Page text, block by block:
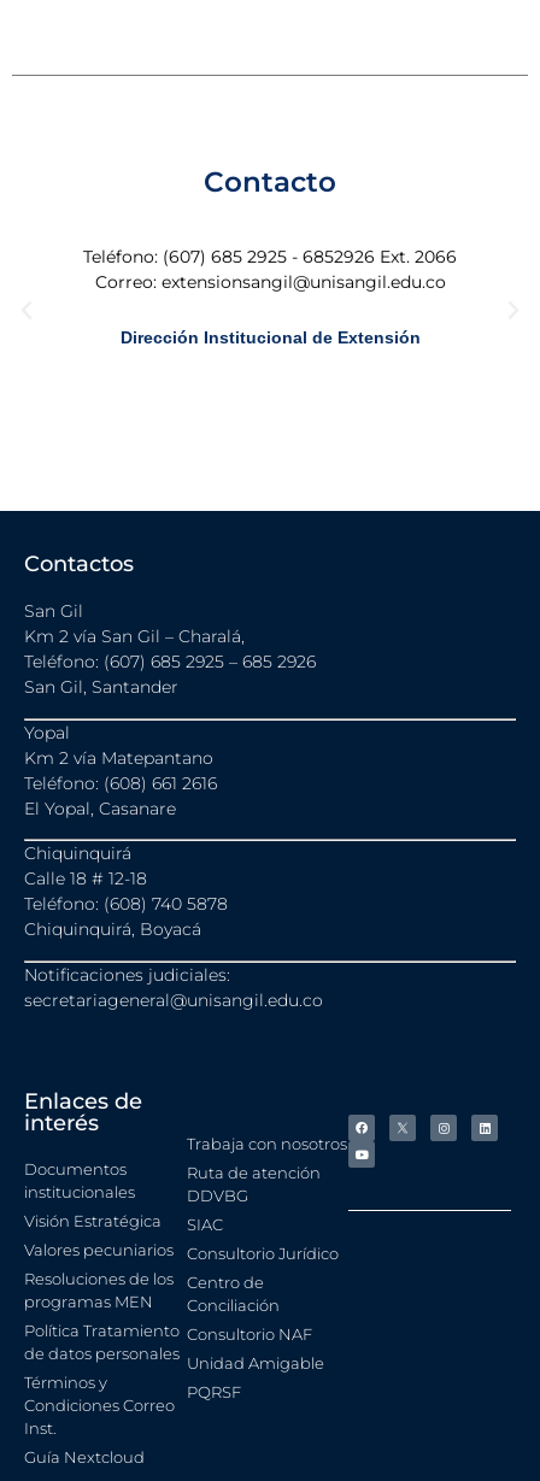
Contacto
Teléfono: (607) 685 2925 - 6852926 Ext. 2066
Correo: extensionsangil@unisangil.edu.co
Dirección Institucional de Extensión
Contactos
San Gil
Km 2 vía San Gil – Charalá,
Teléfono: (607) 685 2925 – 685 2926
San Gil, Santander
Yopal
Km 2 vía Matepantano
Teléfono: (608) 661 2616
El Yopal, Casanare
Chiquinquirá
Calle 18 # 12-18
Teléfono: (608) 740 5878
Chiquinquirá, Boyacá
Notificaciones judiciales:
secretariageneral@unisangil.edu.co
Enlaces de
interés
Documentos
institucionales
Visión Estratégica
Valores pecuniarios
Resoluciones de los
programas MEN
Política Tratamiento
de datos personales
Términos y
Condiciones Correo
Inst.
Guía Nextcloud
Trabaja con nosotros
Ruta de atención
DDVBG
SIAC
Consultorio Jurídico
Centro de
Conciliación
Consultorio NAF
Unidad Amigable
PQRSF